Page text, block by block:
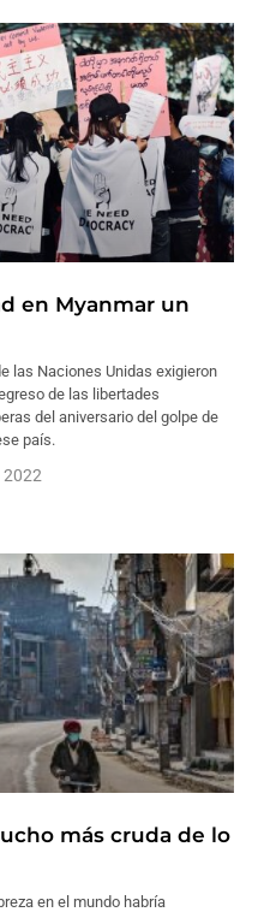
en Myanmar un
las Naciones Unidas exigieron
de las libertades
del aniversario del golpe de
país.
2022
más cruda de lo
en el mundo habría